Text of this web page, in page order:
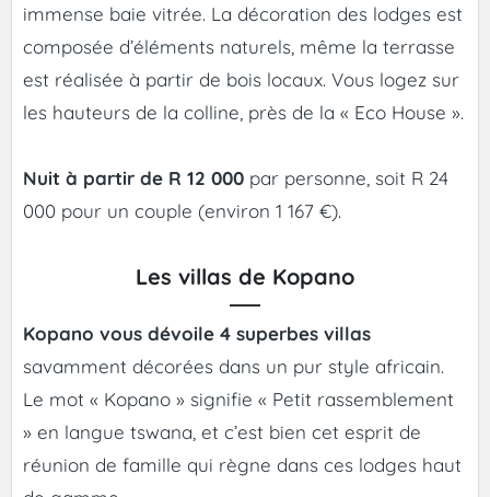
immense baie vitrée. La décoration des lodges est
composée d’éléments naturels, même la terrasse
est réalisée à partir de bois locaux. Vous logez sur
les hauteurs de la colline, près de la « Eco House ».
Nuit à partir de R 12 000 par personne, soit R 24
000 pour un couple (environ 1 167 €).
Les villas de Kopano
Kopano vous dévoile 4 superbes villas
savamment décorées dans un pur style africain.
Le mot « Kopano » signifie « Petit rassemblement
» en langue tswana, et c’est bien cet esprit de
réunion de famille qui règne dans ces lodges haut